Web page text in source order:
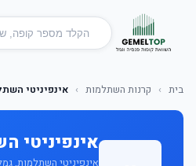
בית › קרנות השתלמות › אינפיניטי
אינפיניטי
אינפיניטי השתלמות,